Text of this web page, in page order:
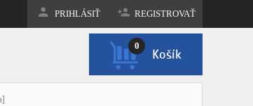
PRIHLÁSIŤ REGISTROVAŤ
0
Košík